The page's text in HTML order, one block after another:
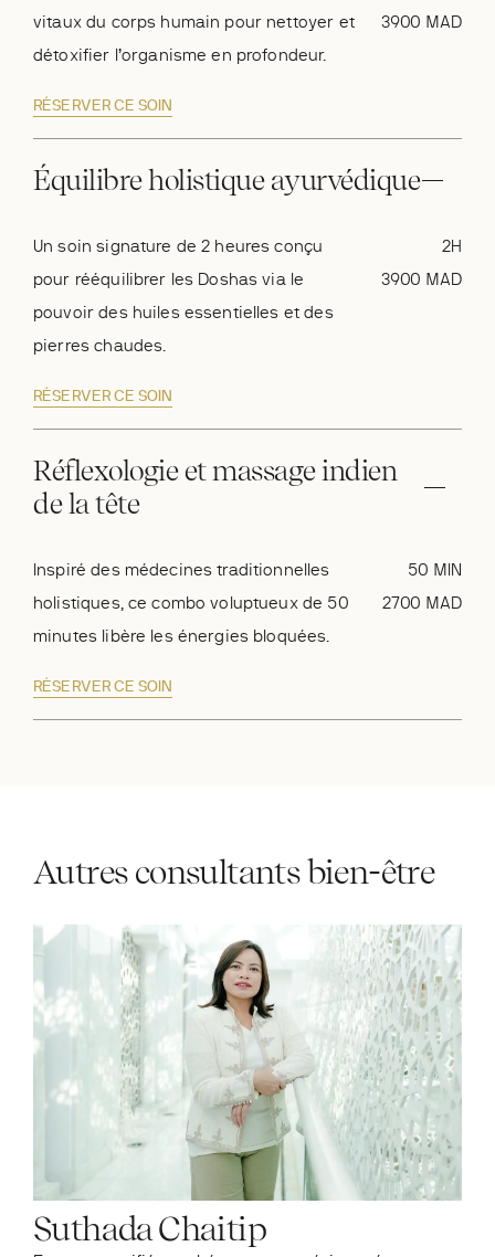
vitaux du corps humain pour nettoyer et
détoxifier l’organisme en profondeur.
3900 MAD
RÉSERVER CE SOIN
Équilibre holistique ayurvédique
Un soin signature de 2 heures conçu
pour rééquilibrer les Doshas via le
pouvoir des huiles essentielles et des
pierres chaudes.
2H
3900 MAD
RÉSERVER CE SOIN
Réflexologie et massage indien
de la tête
Inspiré des médecines traditionnelles
holistiques, ce combo voluptueux de 50
minutes libère les énergies bloquées.
50 MIN
2700 MAD
RÉSERVER CE SOIN
Autres consultants bien-être
Suthada Chaitip